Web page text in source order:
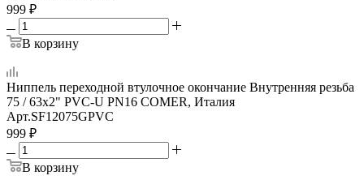
999 ₽
В корзину
Ниппель переходной втулочное окончание Внутренняя резьба
75 / 63х2" PVC-U PN16 COMER, Италия
Арт.SF12075GPVC
999 ₽
В корзину